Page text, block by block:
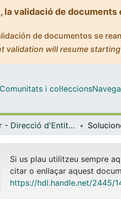
validació de
de documentos se
validation will resume
Comunitats i col·leccions
Màster - Direcció d'Entitats Asseguradores i Financeres (DEAF)
Si us plau utilitzeu sempre
citar o enllaçar aquest
https://hdl.handle.net/2445/